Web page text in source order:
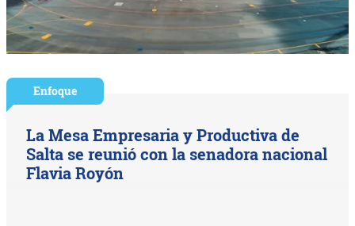
Enfoque
La Mesa Empresaria y Productiva de
Salta se reunió con la senadora nacional
Flavia Royón